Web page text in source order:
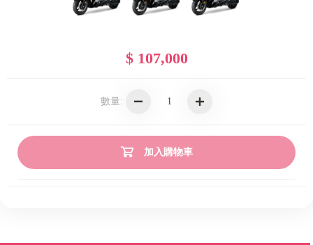
$ 107,000
數量:
加入購物車